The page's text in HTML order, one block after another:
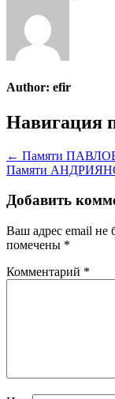
Author: efir
Навигация
← Памяти
Памяти
Добавить
Ваш адрес email не
помечены *
Комментарий *